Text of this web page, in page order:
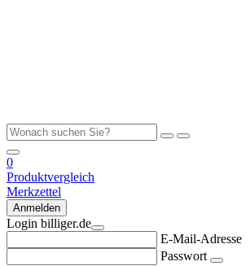
0
Produktvergleich
Merkzettel
Anmelden
Login billiger.de
E-Mail-Adresse
Passwort